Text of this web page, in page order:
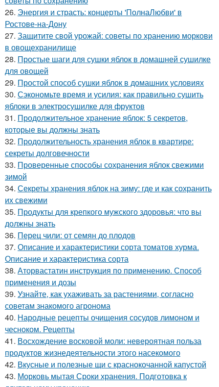
26. Энергия и страсть: концерты 'ПолнаЛюбви' в
Ростове-на-Дону
27. Защитите свой урожай: советы по хранению моркови
в овощехранилище
28. Простые шаги для сушки яблок в домашней сушилке
для овощей
29. Простой способ сушки яблок в домашних условиях
30. Сэкономьте время и усилия: как правильно сушить
яблоки в электросушилке для фруктов
31. Продолжительное хранение яблок: 5 секретов,
которые вы должны знать
32. Продолжительность хранения яблок в квартире:
секреты долговечности
33. Проверенные способы сохранения яблок свежими
зимой
34. Секреты хранения яблок на зиму: где и как сохранить
их свежими
35. Продукты для крепкого мужского здоровья: что вы
должны знать
36. Перец чили: от семян до плодов
37. Описание и характеристики сорта томатов хурма.
Описание и характеристика сорта
38. Аторвастатин инструкция по применению. Способ
применения и дозы
39. Узнайте, как ухаживать за растениями, согласно
советам знакомого агронома
40. Народные рецепты очищения сосудов лимоном и
чесноком. Рецепты
41. Восхождение восковой моли: невероятная польза
продуктов жизнедеятельности этого насекомого
42. Вкусные и полезные щи с краснокочанной капустой
43. Морковь мытая Сроки хранения. Подготовка к